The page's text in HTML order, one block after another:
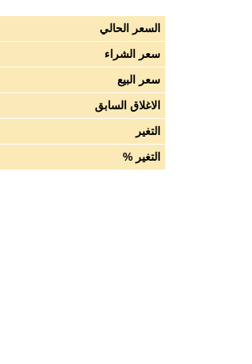
السعر الحالي
سعر الشراء
سعر البيع
الاغلاق السابق
التغير
التغير %